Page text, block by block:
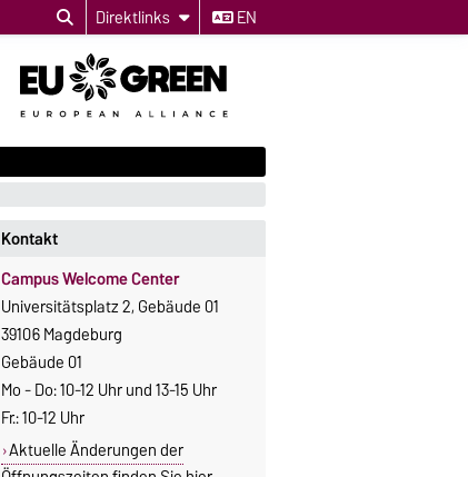
Direktlinks EN
Kontakt
Campus Welcome Center
Universitätsplatz 2, Gebäude 01
39106 Magdeburg
Gebäude 01
Mo - Do: 10-12 Uhr und 13-15 Uhr
Fr.: 10-12 Uhr
Aktuelle Änderungen der